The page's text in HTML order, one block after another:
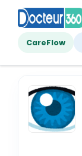
CareFlow